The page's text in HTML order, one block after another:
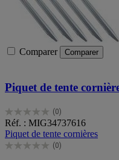
Comparer Comparer
Piquet de tente
(0)
0.0
sur
5
étoiles.
Réf. : MIG34737616
Piquet de tente cornières
(0)
0.0